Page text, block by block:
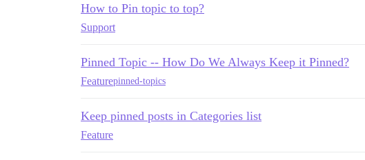
How to Pin topic to top?
Support
Pinned Topic -- How Do We Always Keep it Pinned?
Featurepinned-topics
Keep pinned posts in Categories list
Feature